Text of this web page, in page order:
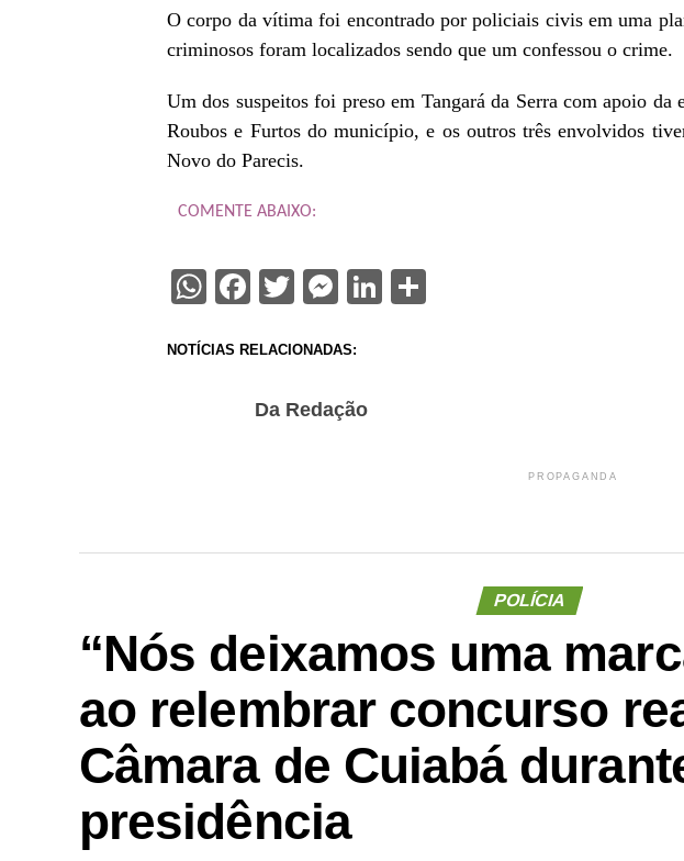
O corpo da vítima foi encontrado por policiais civis em uma
criminosos foram localizados sendo que um confessou o crime.
Um dos suspeitos foi preso em Tangará da Serra com apoio da
Roubos e Furtos do município, e os outros três envolvidos
Novo do Parecis.
COMENTE ABAIXO:
WhatsApp
Facebook
Twitter
Messenger
LinkedIn
NOTÍCIAS RELACIONADAS:
Da Redação
PROPAGANDA
POLÍCIA
“Nós deixamos uma
ao relembrar concurso
Câmara de Cuiabá
presidência